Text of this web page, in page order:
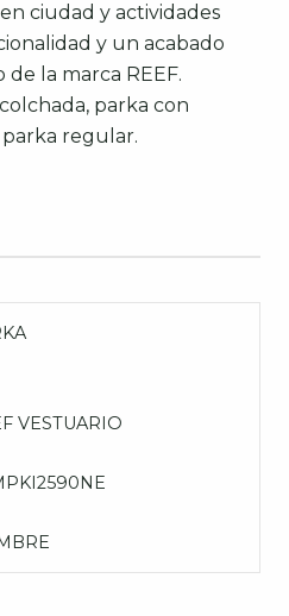
ciudad y actividades
y un acabado
la marca REEF.
parka con
parka regular.
VESTUARIO